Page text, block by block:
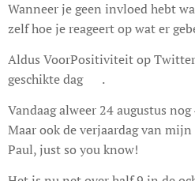
Wanneer je geen invloed hebt
zelf hoe je reageert op wat er
Aldus VoorPositiviteit op
geschikte dag 🙈.
Vandaag alweer 24 augustus
Maar ook de verjaardag van
Paul, just so you know!